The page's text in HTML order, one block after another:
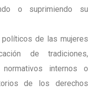
o suprimiendo su
de las mujeres
de tradiciones,
internos o
de los derechos